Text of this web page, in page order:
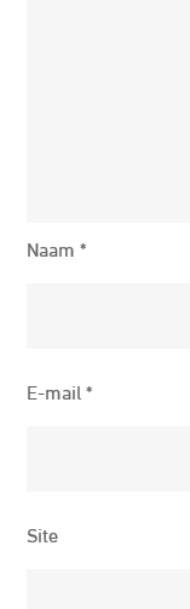
Naam*
E-mail*
Site